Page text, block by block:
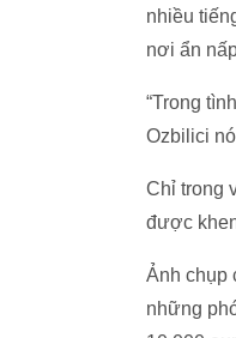
nhiều
nơi ẩn
“Trong
Ozbilici
Chỉ trong
được
Ảnh chụp
những